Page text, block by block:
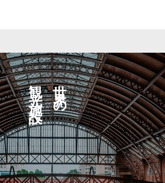
世界の
観光施設へ